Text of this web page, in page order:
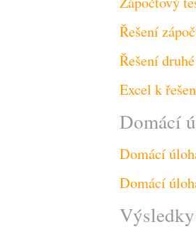
Řešení
Řešení
Excel k
Domácí
Domácí
Domácí